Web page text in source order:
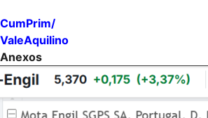
CumPrim/
ValeAquilino
Anexos